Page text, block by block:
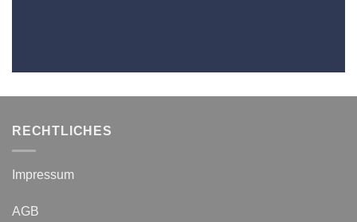
RECHTLICHES
Impressum
AGB